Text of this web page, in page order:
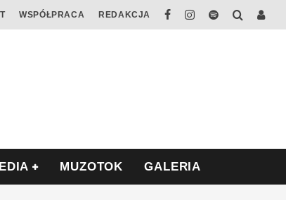
WSPÓŁPRACA REDAKCJA
MUZOTOK GALERIA